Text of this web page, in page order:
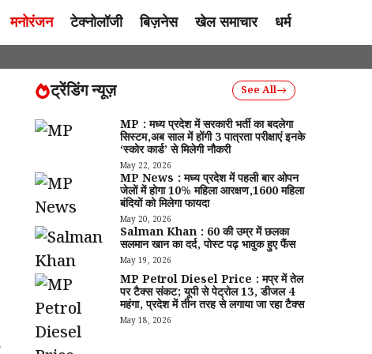
मनोरंजन टेक्नोलॉजी बिज़नेस खेल समाचार धर्म
ट्रेंडिंग न्यूज़ See All
MP : मध्य प्रदेश में सरकारी भर्ती का बदलेगा
सिस्टम,अब साल में होंगी 3 पात्रता परीक्षाएं इनके
‘स्कोर कार्ड’ से मिलेगी नौकरी
May 22, 2026
MP News : मध्य प्रदेश में पहली बार ओपन
जेलों में होगा 10% महिला आरक्षण,1600 महिला
बंदियों को मिलेगा फायदा
May 20, 2026
Salman Khan : 60 की उम्र में छलका
सलमान खान का दर्द, पोस्ट पढ़ भावुक हुए फैंस
May 19, 2026
MP Petrol Diesel Price : मप्र में तेल
पर टैक्स संकट; यूपी से पेट्रोल ₹13, डीजल ₹4
महंगा, प्रदेश में तीन तरह से लगाया जा रहा टैक्स
May 18, 2026